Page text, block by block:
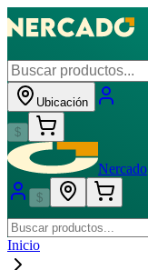
Ubicación
$
Nercado
$
Inicio